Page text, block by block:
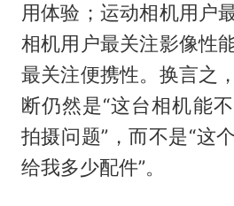
用体验；运动相机用户
相机用户最关注影像性
最关注便携性。换言之
断仍然是“这台相机能
拍摄问题”，而不是“这
给我多少配件”。